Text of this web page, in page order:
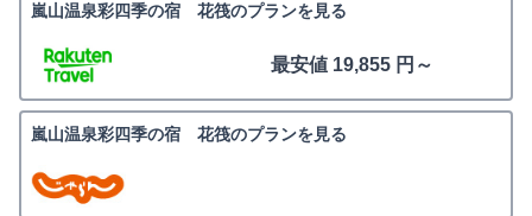
嵐山温泉彩四季の宿 花筏のプランを見る
最安値 19,855 円～
嵐山温泉彩四季の宿 花筏のプランを見る